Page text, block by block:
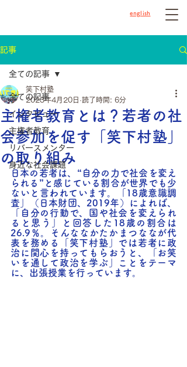
english
記事
全ての記事
インタビュー
主権者教育
リバースメンター
身近な社会課題
全ての記事
主権者教育とは？若者の社
会参加を促す「笑下村塾」
の取り組み
笑下村塾
2023年4月20日 読了時間: 6分
日本の若者は、“自分の力で社会を変え
られる”と感じている割合が世界でも少
ないと言われています。「18歳意識調
査」（日本財団、2019年）によれば、
「自分の行動で、国や社会を変えられ
ると思う」と回答した18歳の割合は
26.9％。そんななかたかまつななが代
表を務める「笑下村塾」では若者に政
治に関心を持ってもらおうと、「お笑
いを通して政治を学ぶ」ことをテーマ
に、出張授業を行っています。